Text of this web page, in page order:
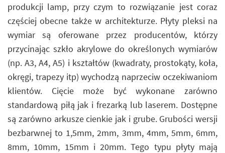
produkcji lamp, przy czym to rozwiązanie jest coraz
częściej obecne także w architekturze. Płyty pleksi na
wymiar są oferowane przez producentów, którzy
przycinając szkło akrylowe do określonych wymiarów
(np. A3, A4, A5) i kształtów (kwadraty, prostokąty, koła,
okręgi, trapezy itp) wychodzą naprzeciw oczekiwaniom
klientów. Cięcie może być wykonane zarówno
standardową piłą jak i frezarką lub laserem. Dostępne
są zarówno arkusze cienkie jak i grube. Grubości wersji
bezbarwnej to 1,5mm, 2mm, 3mm, 4mm, 5mm, 6mm,
8mm, 10mm, 15mm i 20mm. Tego typu płyty mają